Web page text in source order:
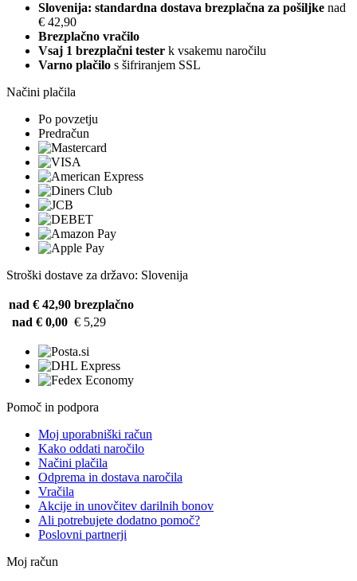
Slovenija: standardna dostava brezplačna za pošiljke nad
€ 42,90
Brezplačno vračilo
Vsaj 1 brezplačni tester k vsakemu naročilu
Varno plačilo s šifriranjem SSL
Načini plačila
Po povzetju
Predračun
Stroški dostave za državo: Slovenija
nad € 42,90 brezplačno
nad € 0,00 € 5,29
Pomoč in podpora
Moj uporabniški račun
Kako oddati naročilo
Načini plačila
Odprema in dostava naročila
Vračila
Akcije in unovčitev darilnih bonov
Ali potrebujete dodatno pomoč?
Poslovni partnerji
Moj račun